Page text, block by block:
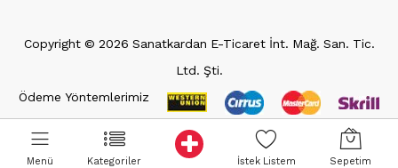
Copyright © 2026 Sanatkardan E-Ticaret İnt. Mağ. San. Tic.
Ltd. Şti.
Ödeme Yöntemlerimiz
Menü Kategoriler İstek Listem Sepetim